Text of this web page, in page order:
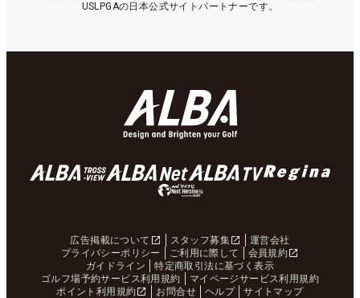
USLPGAの日本公式サイトパートナーです。
広告掲載について スタッフ募集
運営会社
プライバシーポリシー
ご利用に際して
会員規約
ガイドライン
特定商取引法に基づく表示
ゴルフ場予約サービス利用規約
マイページサービス利用規約
ポイント利用規約
お問合せ ヘルプ サイトマップ